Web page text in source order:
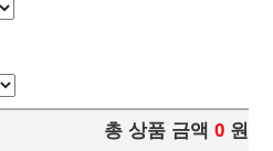
총 상품 금액 0 원